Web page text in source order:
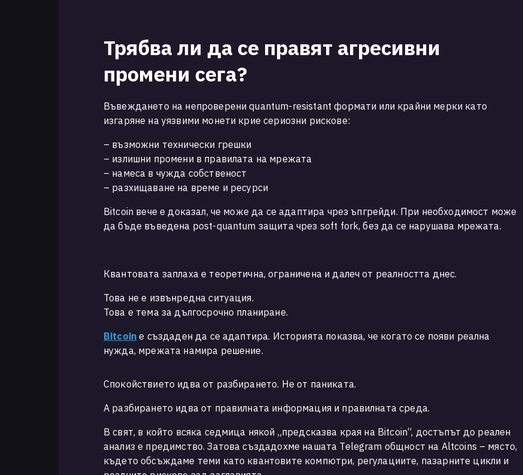
Трябва ли да се правят агресивни
промени сега?
Въвеждането на непроверени quantum-resistant формати или крайни мерки като
изгаряне на уязвими монети крие сериозни рискове:
– възможни технически грешки
– излишни промени в правилата на мрежата
– намеса в чужда собственост
– разхищаване на време и ресурси
Bitcoin вече е доказал, че може да се адаптира чрез ъпгрейди. При необходимост може
да бъде въведена post-quantum защита чрез soft fork, без да се нарушава мрежата.
Квантовата заплаха е теоретична, ограничена и далеч от реалността днес.
Това не е извънредна ситуация.
Това е тема за дългосрочно планиране.
Bitcoin е създаден да се адаптира. Историята показва, че когато се появи реална
нужда, мрежата намира решение.
Спокойствието идва от разбирането. Не от паниката.
А разбирането идва от правилната информация и правилната среда.
В свят, в който всяка седмица някой „предсказва края на Bitcoin“, достъпът до реален
анализ е предимство. Затова създадохме нашата Telegram общност на Altcoins – място,
където обсъждаме теми като квантовите компютри, регулациите, пазарните цикли и